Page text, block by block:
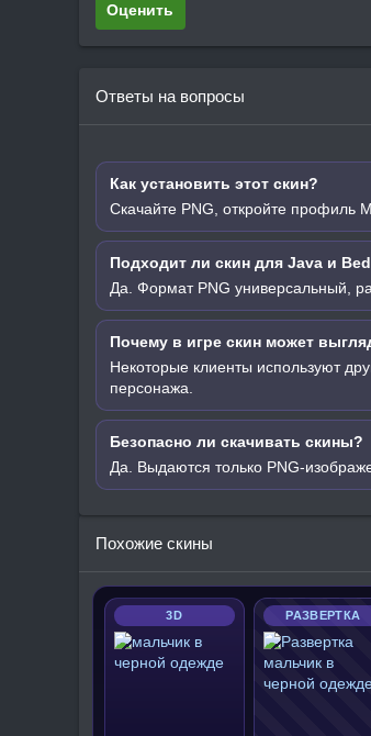
Оценить
Ответы на вопросы
Как установить этот скин?
Скачайте PNG, откройте профиль
Подходит ли скин для Java и
Да. Формат PNG универсальный,
Почему в игре скин может
Некоторые клиенты используют
персонажа.
Безопасно ли скачивать скины?
Да. Выдаются только PNG-
Похожие скины
3D РАЗВЕРТКА